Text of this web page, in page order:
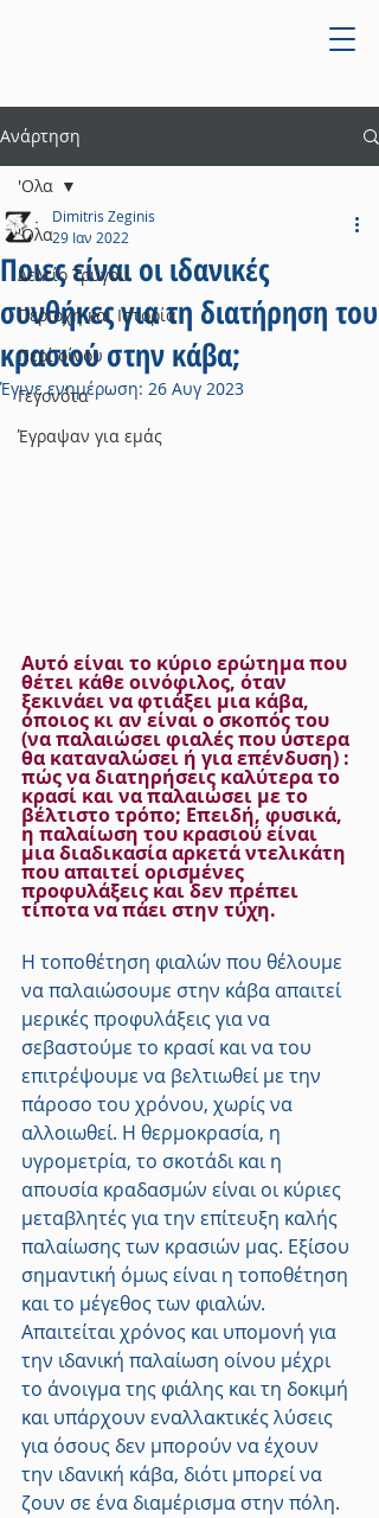
Ανάρτηση
'Ολα
Δελτίο Τρύγου
Περιοχή και Ιστορία
Περί οίνου
Γεγονότα
Έγραψαν για εμάς
'Ολα
Ποιες είναι οι ιδανικές
συνθήκες για τη διατήρηση του
κρασιού στην κάβα;
Dimitris Zeginis
29 Ιαν 2022
Έγινε ενημέρωση: 26 Αυγ 2023
Αυτό είναι το κύριο ερώτημα που
θέτει κάθε οινόφιλος, όταν
ξεκινάει να φτιάξει μια κάβα,
όποιος κι αν είναι ο σκοπός του
(να παλαιώσει φιαλές που ύστερα
θα καταναλώσει ή για επένδυση) :
πώς να διατηρήσεις καλύτερα το
κρασί και να παλαιώσει με το
βέλτιστο τρόπο; Επειδή, φυσικά,
η παλαίωση του κρασιού είναι
μια διαδικασία αρκετά ντελικάτη
που απαιτεί ορισμένες
προφυλάξεις και δεν πρέπει
τίποτα να πάει στην τύχη.
Η τοποθέτηση φιαλών που θέλουμε
να παλαιώσουμε στην κάβα απαιτεί
μερικές προφυλάξεις για να
σεβαστούμε το κρασί και να του
επιτρέψουμε να βελτιωθεί με την
πάροσο του χρόνου, χωρίς να
αλλοιωθεί. Η θερμοκρασία, η
υγρομετρία, το σκοτάδι και η
απουσία κραδασμών είναι οι κύριες
μεταβλητές για την επίτευξη καλής
παλαίωσης των κρασιών μας. Εξίσου
σημαντική όμως είναι η τοποθέτηση
και το μέγεθος των φιαλών.
Απαιτείται χρόνος και υπομονή για
την ιδανική παλαίωση οίνου μέχρι
το άνοιγμα της φιάλης και τη δοκιμή
και υπάρχουν εναλλακτικές λύσεις
για όσους δεν μπορούν να έχουν
την ιδανική κάβα, διότι μπορεί να
ζουν σε ένα διαμέρισμα στην πόλη.